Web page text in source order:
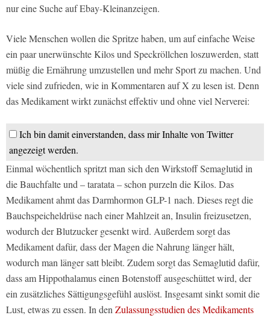
nur eine Suche auf Ebay-Kleinanzeigen.
Viele Menschen wollen die Spritze haben, um auf einfache Weise
ein paar unerwünschte Kilos und Speckröllchen loszuwerden, statt
müßig die Ernährung umzustellen und mehr Sport zu machen. Und
viele sind zufrieden, wie in Kommentaren auf X zu lesen ist. Denn
das Medikament wirkt zunächst effektiv und ohne viel Nerverei:
Ich bin damit einverstanden, dass mir Inhalte von Twitter
angezeigt werden.
Einmal wöchentlich spritzt man sich den Wirkstoff Semaglutid in
die Bauchfalte und – taratata – schon purzeln die Kilos. Das
Medikament ahmt das Darmhormon GLP-1 nach. Dieses regt die
Bauchspeicheldrüse nach einer Mahlzeit an, Insulin freizusetzen,
wodurch der Blutzucker gesenkt wird. Außerdem sorgt das
Medikament dafür, dass der Magen die Nahrung länger hält,
wodurch man länger satt bleibt. Zudem sorgt das Semaglutid dafür,
dass am Hippothalamus einen Botenstoff ausgeschüttet wird, der
ein zusätzliches Sättigungsgefühl auslöst. Insgesamt sinkt somit die
Lust, etwas zu essen. In denZulassungsstudien des Medikaments